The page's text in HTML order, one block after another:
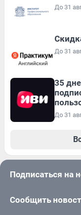
До 31
До 31
35
До 31
Подписаться на
Сообщить